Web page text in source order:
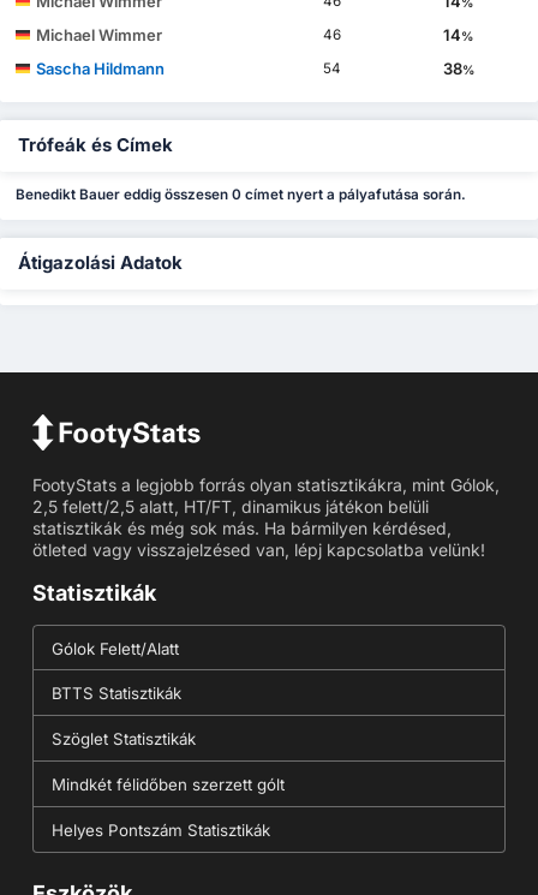
Michael Wimmer 46 14%
Sascha Hildmann 54 38%
Trófeák és Címek
Benedikt Bauer eddig összesen 0 címet nyert a pályafutása során.
Átigazolási Adatok
FootyStats a legjobb forrás olyan statisztikákra, mint Gólok,
2,5 felett/2,5 alatt, HT/FT, dinamikus játékon belüli
statisztikák és még sok más. Ha bármilyen kérdésed,
ötleted vagy visszajelzésed van, lépj kapcsolatba velünk!
Statisztikák
Gólok Felett/Alatt
BTTS Statisztikák
Szöglet Statisztikák
Mindkét félidőben szerzett gólt
Helyes Pontszám Statisztikák